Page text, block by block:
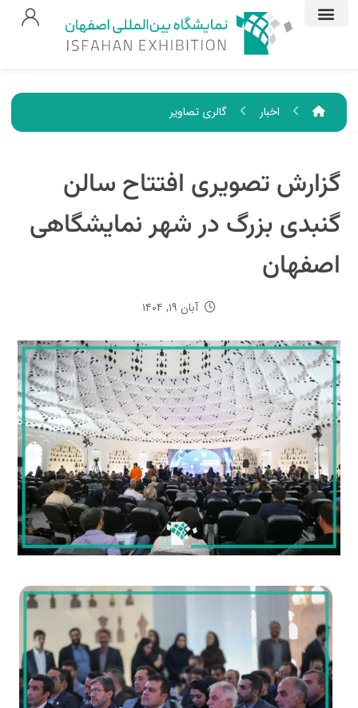
اخبار گالری تصاویر
گزارش تصویری افتتاح سالن
گنبدی بزرگ در شهر نمایشگاهی
اصفهان
آبان ۱۹, ۱۴۰۴